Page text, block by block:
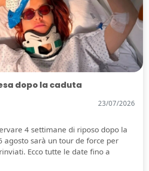
dopo la caduta
23/07/2026
4 settimane di riposo dopo la
agosto sarà un tour de force per
Ecco tutte le date fino a